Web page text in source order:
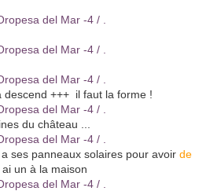
descend +++ il faut la forme !
du château ...
ses panneaux solaires pour avoir de
un à la maison